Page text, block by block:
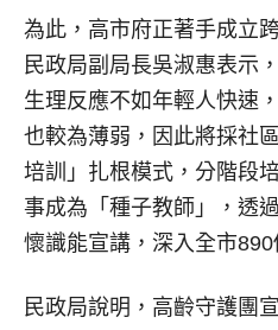
為此，高市府正著手成立
民政局副局長吳淑惠表示
生理反應不如年輕人快速
也較為薄弱，因此將採社
培訓」扎根模式，分階段
事成為「種子教師」，透
懷識能宣講，深入全市890
民政局說明，高齡守護團